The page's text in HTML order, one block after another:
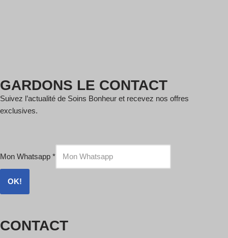
GARDONS LE CONTACT
Suivez l’actualité de Soins Bonheur et recevez nos offres
exclusives.
Mon Whatsapp *
OK!
CONTACT